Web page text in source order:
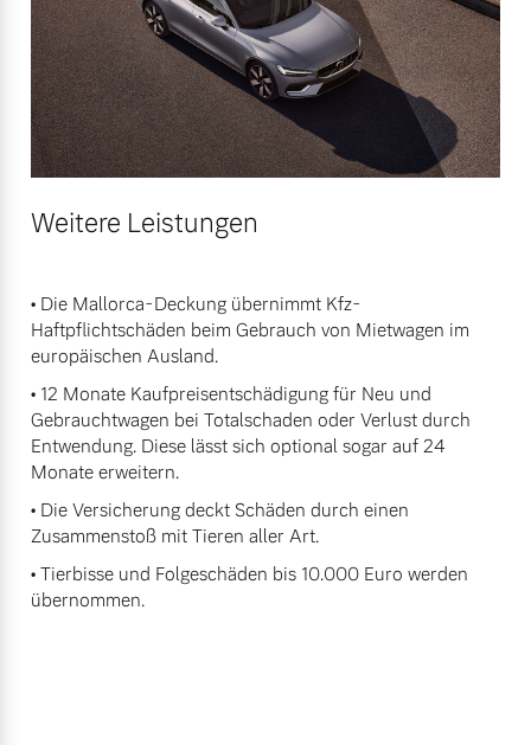
Weitere Leistungen
• Die Mallorca-Deckung übernimmt Kfz-
Haftpflichtschäden beim Gebrauch von Mietwagen im
europäischen Ausland.
• 12 Monate Kaufpreisentschädigung für Neu und
Gebrauchtwagen bei Totalschaden oder Verlust durch
Entwendung. Diese lässt sich optional sogar auf 24
Monate erweitern.
• Die Versicherung deckt Schäden durch einen
Zusammenstoß mit Tieren aller Art.
• Tierbisse und Folgeschäden bis 10.000 Euro werden
übernommen.